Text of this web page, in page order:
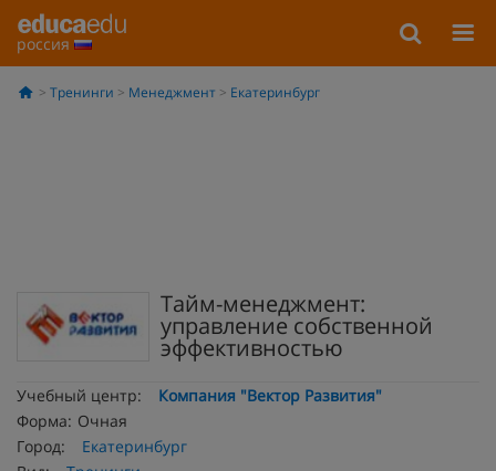
россия
Тренинги Менеджмент Екатеринбург
Тайм-менеджмент:
управление собственной
эффективностью
Учебный центр:
Компания "Вектор Развития"
Форма: Очная
Город:
Екатеринбург